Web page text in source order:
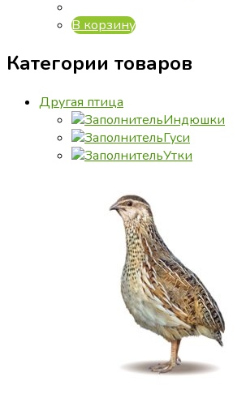
В корзину
Категории товаров
Другая птица
Индюшки
Гуси
Утки